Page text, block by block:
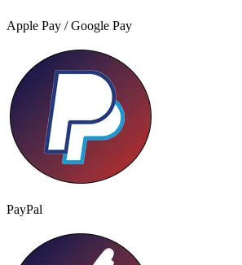
Apple Pay / Google Pay
PayPal